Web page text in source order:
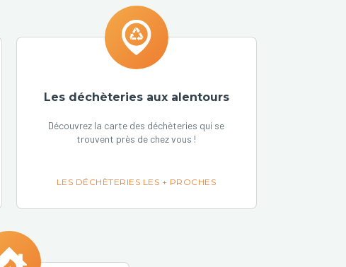
Les déchèteries aux alentours
Découvrez la carte des déchèteries qui se
trouvent près de chez vous !
LES DÉCHÈTERIES LES + PROCHES